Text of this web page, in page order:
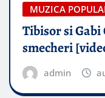
MUZICA
Tibisor si Gabi
smecheri
admin